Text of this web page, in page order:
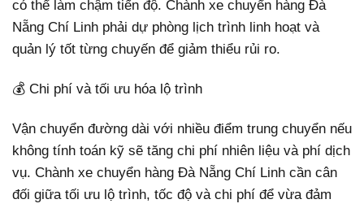
có thể làm chậm tiến độ. Chành xe chuyển hàng Đà
Nẵng Chí Linh phải dự phòng lịch trình linh hoạt và
quản lý tốt từng chuyến để giảm thiểu rủi ro.
💰 Chi phí và tối ưu hóa lộ trình
Vận chuyển đường dài với nhiều điểm trung chuyển nếu
không tính toán kỹ sẽ tăng chi phí nhiên liệu và phí dịch
vụ. Chành xe chuyển hàng Đà Nẵng Chí Linh cần cân
đối giữa tối ưu lộ trình, tốc độ và chi phí để vừa đảm